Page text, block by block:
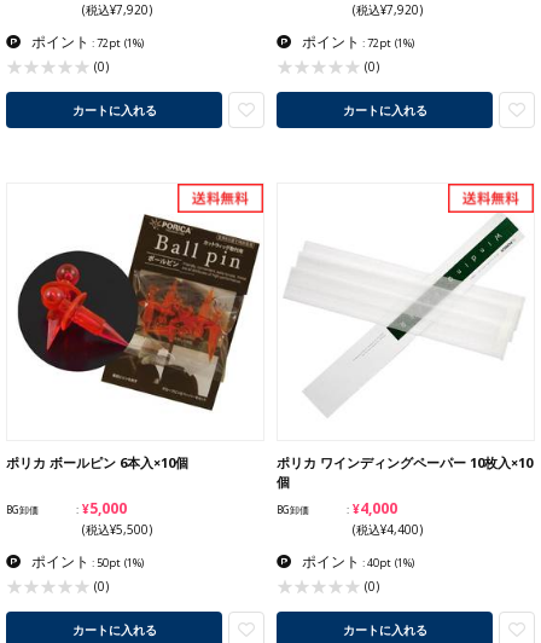
(税込¥7,920)
ポイント : 72pt (1%)
(0)
カートに入れる
(税込¥7,920)
ポイント : 72pt (1%)
(0)
カートに入れる
ポリカ ボールピン 6本入×10個
BG卸価 ¥5,000
(税込¥5,500)
ポイント : 50pt (1%)
(0)
カートに入れる
ポリカ ワインディングペーパー 10枚入×10
個
BG卸価 ¥4,000
(税込¥4,400)
ポイント : 40pt (1%)
(0)
カートに入れる